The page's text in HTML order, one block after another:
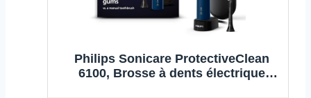
Philips Sonicare ProtectiveClean
6100, Brosse à dents électrique